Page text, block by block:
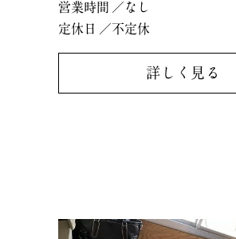
営業時間 ／なし
定休日 ／不定休
詳しく見る